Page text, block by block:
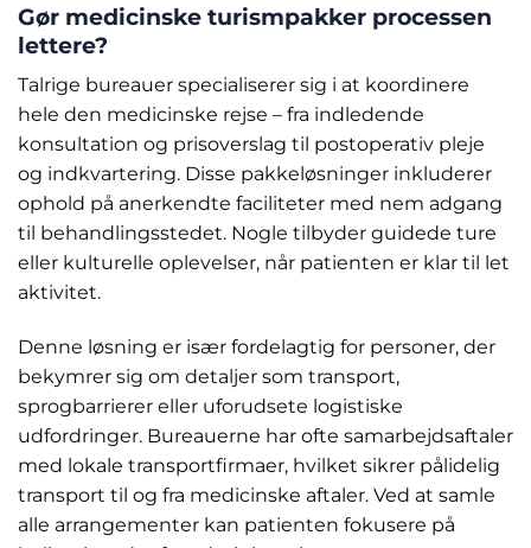
Gør medicinske turismpakker processen
lettere?
Talrige bureauer specialiserer sig i at koordinere
hele den medicinske rejse – fra indledende
konsultation og prisoverslag til postoperativ pleje
og indkvartering. Disse pakkeløsninger inkluderer
ophold på anerkendte faciliteter med nem adgang
til behandlingsstedet. Nogle tilbyder guidede ture
eller kulturelle oplevelser, når patienten er klar til let
aktivitet.
Denne løsning er især fordelagtig for personer, der
bekymrer sig om detaljer som transport,
sprogbarrierer eller uforudsete logistiske
udfordringer. Bureauerne har ofte samarbejdsaftaler
med lokale transportfirmaer, hvilket sikrer pålidelig
transport til og fra medicinske aftaler. Ved at samle
alle arrangementer kan patienten fokusere på